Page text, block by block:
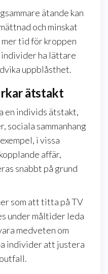
ätande kan
och minskat
tid för kroppen
ha lättare
uppblåsthet.
ätstakt
en individs ätstakt,
sociala sammanhang
i vissa
affär,
snabbt på grund
som att titta på TV
under måltider leda
medveten om
individer att justera